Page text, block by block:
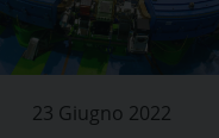
23 Giugno 2022